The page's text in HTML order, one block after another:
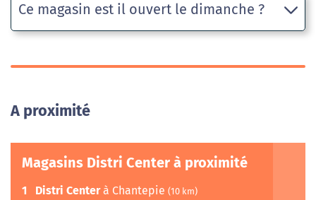
Ce magasin est il ouvert le dimanche ?
A proximité
Magasins Distri Center à proximité
1 Distri Centerà Chantepie (10 km)